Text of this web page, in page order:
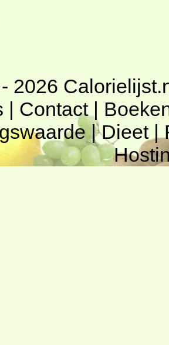
2026
| Contact|
|Dieet|